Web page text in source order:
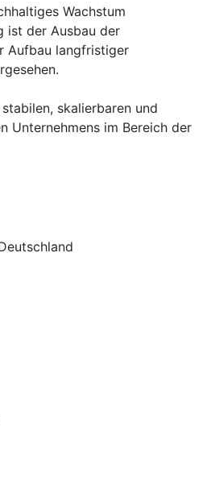
Wachstum
ist der Ausbau der
Aufbau langfristiger
skalierbaren und
Unternehmens im Bereich der